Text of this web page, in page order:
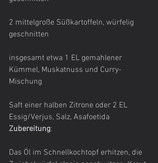
2 mittelgroße Süßkartoffeln, würfelig
geschnitten
insgesamt etwa 1 EL gemahlener
Kümmel, Muskatnuss und Curry-
Mischung
Saft einer halben Zitrone oder 2 EL
Essig/Verjus, Salz, Asafoetida
Zubereitung:
Das Öl im Schnellkochtopf erhitzen, die